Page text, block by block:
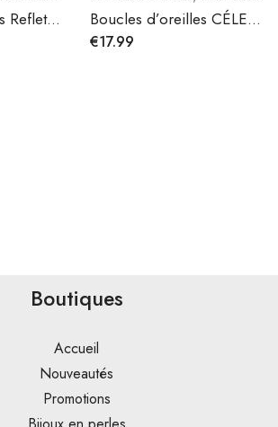
Boucles d’oreilles Reflet du Lune Boucles d’oreilles CÉLESTE
€17.99
Boutiques
Accueil
Nouveautés
Promotions